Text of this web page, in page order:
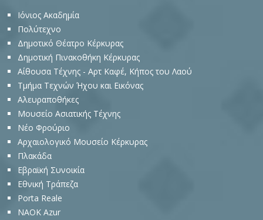
Ιόνιος Ακαδημία
Πολύτεχνο
Δημοτικό Θέατρο Κέρκυρας
Δημοτική Πινακοθήκη Κέρκυρας
Αίθουσα Τέχνης - Αρτ Καφέ, Κήπος του Λαού
Τμήμα Τεχνών Ήχου και Εικόνας
Αλευραποθήκες
Μουσείο Ασιατικής Τέχνης
Νέο Φρούριο
Αρχαιολογικό Μουσείο Κέρκυρας
Πλακάδα
Eβραϊκή Συνοικία
Εθνική Τράπεζα
Porta Reale
NAOK Azur